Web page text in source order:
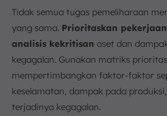
Tidak semua tugas pemeliharaan
yang sama. Prioritaskan
analisis kekritisan aset dan
kegagalan. Gunakan matriks
mempertimbangkan faktor-faktor
keselamatan, dampak pada
terjadinya kegagalan.